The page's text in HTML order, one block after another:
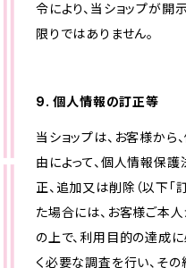
令により、当ショップが
限りではありません。
9. 個人情報の訂正等
当ショップは、お客様か
由によって、個人情報保
正、追加又は削除（以下「
た場合には、お客様ご本
の上で、利用目的の達成
く必要な調査を行い、そ